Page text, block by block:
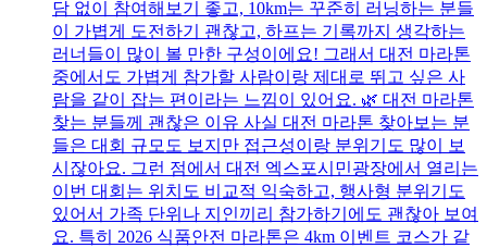
담 없이 참여해보기 좋고, 10km는 꾸준히 러닝하는 분들
이 가볍게 도전하기 괜찮고, 하프는 기록까지 생각하는
러너들이 많이 볼 만한 구성이에요! 그래서 대전 마라톤
중에서도 가볍게 참가할 사람이랑 제대로 뛰고 싶은 사
람을 같이 잡는 편이라는 느낌이 있어요. 🌿 대전 마라톤
찾는 분들께 괜찮은 이유 사실 대전 마라톤 찾아보는 분
들은 대회 규모도 보지만 접근성이랑 분위기도 많이 보
시잖아요. 그런 점에서 대전 엑스포시민광장에서 열리는
이번 대회는 위치도 비교적 익숙하고, 행사형 분위기도
있어서 가족 단위나 지인끼리 참가하기에도 괜찮아 보여
요. 특히 2026 식품안전 마라톤은 4km 이벤트 코스가 같